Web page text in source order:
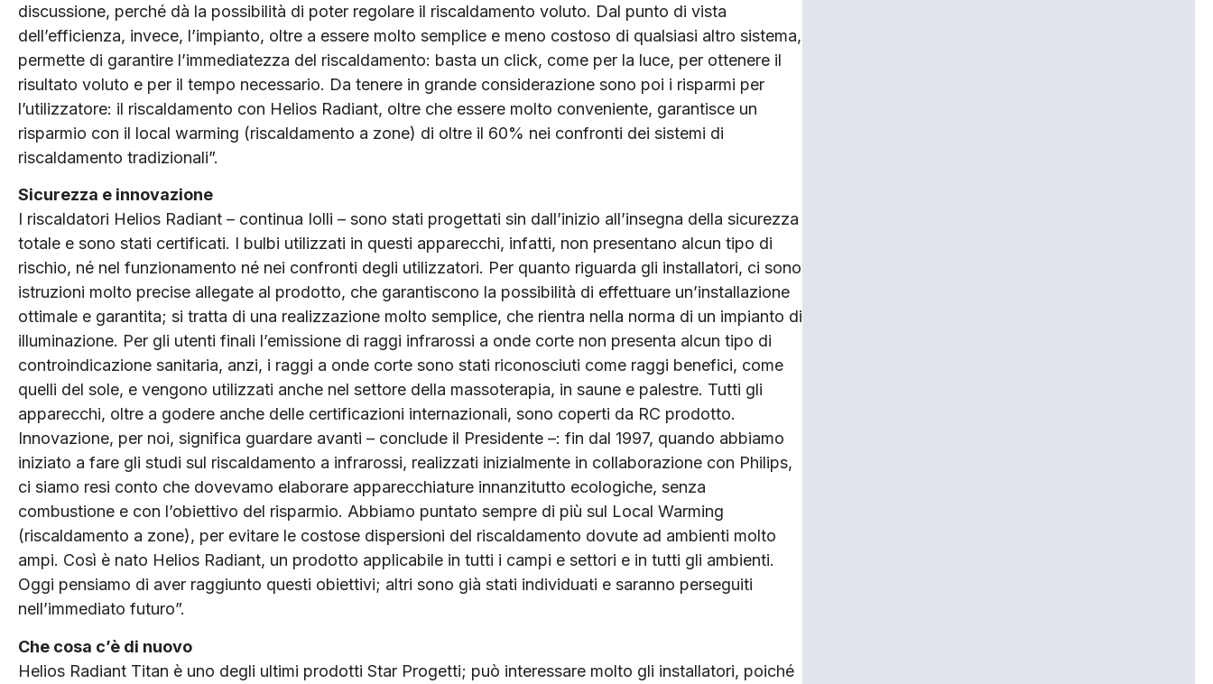
discussione, perché dà la possibilità di poter regolare il riscaldamento voluto. Dal punto di vista
dell’efficienza, invece, l’impianto, oltre a essere molto semplice e meno costoso di qualsiasi altro sistema,
permette di garantire l’immediatezza del riscaldamento: basta un click, come per la luce, per ottenere il
risultato voluto e per il tempo necessario. Da tenere in grande considerazione sono poi i risparmi per
l’utilizzatore: il riscaldamento con Helios Radiant, oltre che essere molto conveniente, garantisce un
risparmio con il local warming (riscaldamento a zone) di oltre il 60% nei confronti dei sistemi di
riscaldamento tradizionali”.
Sicurezza e innovazione
I riscaldatori Helios Radiant – continua Iolli – sono stati progettati sin dall’inizio all’insegna della sicurezza
totale e sono stati certificati. I bulbi utilizzati in questi apparecchi, infatti, non presentano alcun tipo di
rischio, né nel funzionamento né nei confronti degli utilizzatori. Per quanto riguarda gli installatori, ci sono
istruzioni molto precise allegate al prodotto, che garantiscono la possibilità di effettuare un’installazione
ottimale e garantita; si tratta di una realizzazione molto semplice, che rientra nella norma di un impianto di
illuminazione. Per gli utenti finali l’emissione di raggi infrarossi a onde corte non presenta alcun tipo di
controindicazione sanitaria, anzi, i raggi a onde corte sono stati riconosciuti come raggi benefici, come
quelli del sole, e vengono utilizzati anche nel settore della massoterapia, in saune e palestre. Tutti gli
apparecchi, oltre a godere anche delle certificazioni internazionali, sono coperti da RC prodotto.
Innovazione, per noi, significa guardare avanti – conclude il Presidente –: fin dal 1997, quando abbiamo
iniziato a fare gli studi sul riscaldamento a infrarossi, realizzati inizialmente in collaborazione con Philips,
ci siamo resi conto che dovevamo elaborare apparecchiature innanzitutto ecologiche, senza
combustione e con l’obiettivo del risparmio. Abbiamo puntato sempre di più sul Local Warming
(riscaldamento a zone), per evitare le costose dispersioni del riscaldamento dovute ad ambienti molto
ampi. Così è nato Helios Radiant, un prodotto applicabile in tutti i campi e settori e in tutti gli ambienti.
Oggi pensiamo di aver raggiunto questi obiettivi; altri sono già stati individuati e saranno perseguiti
nell’immediato futuro”.
Che cosa c’è di nuovo
Helios Radiant Titan è uno degli ultimi prodotti Star Progetti; può interessare molto gli installatori, poiché